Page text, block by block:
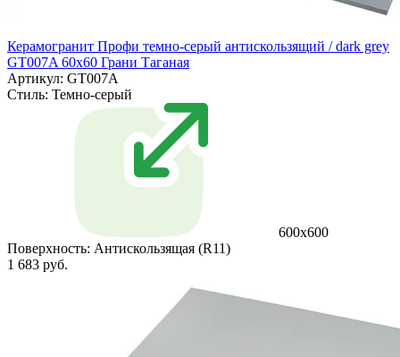
Керамогранит Профи темно-серый антискользящий / dark grey
GT007A 60х60 Грани Таганая
Артикул: GT007A
Стиль: Темно-серый
600х600
Поверхность: Антискользящая (R11)
1 683 руб.